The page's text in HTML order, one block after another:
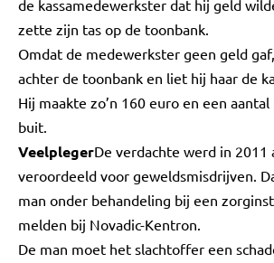
de kassamedewerkster dat hij geld
zette zijn tas op de toonbank.
Omdat de medewerkster geen geld
achter de toonbank en liet hij haar de
Hij maakte zo’n 160 euro en een
buit.
VeelplegerDe verdachte werd in 2011
veroordeeld voor geweldsmisdrijven.
man onder behandeling bij een
melden bij Novadic-Kentron.
De man moet het slachtoffer een